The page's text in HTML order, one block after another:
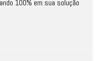
100% em sua solução